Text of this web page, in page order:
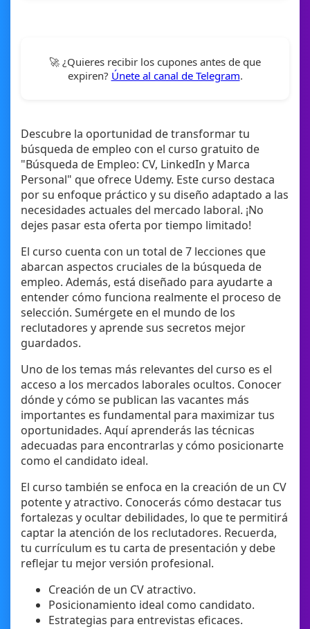
🚀 ¿Quieres recibir los cupones antes de que
expiren? Únete al canal de Telegram.
Descubre la oportunidad de transformar tu
búsqueda de empleo con el curso gratuito de
"Búsqueda de Empleo: CV, LinkedIn y Marca
Personal" que ofrece Udemy. Este curso destaca
por su enfoque práctico y su diseño adaptado a las
necesidades actuales del mercado laboral. ¡No
dejes pasar esta oferta por tiempo limitado!
El curso cuenta con un total de 7 lecciones que
abarcan aspectos cruciales de la búsqueda de
empleo. Además, está diseñado para ayudarte a
entender cómo funciona realmente el proceso de
selección. Sumérgete en el mundo de los
reclutadores y aprende sus secretos mejor
guardados.
Uno de los temas más relevantes del curso es el
acceso a los mercados laborales ocultos. Conocer
dónde y cómo se publican las vacantes más
importantes es fundamental para maximizar tus
oportunidades. Aquí aprenderás las técnicas
adecuadas para encontrarlas y cómo posicionarte
como el candidato ideal.
El curso también se enfoca en la creación de un CV
potente y atractivo. Conocerás cómo destacar tus
fortalezas y ocultar debilidades, lo que te permitirá
captar la atención de los reclutadores. Recuerda,
tu currículum es tu carta de presentación y debe
reflejar tu mejor versión profesional.
Creación de un CV atractivo.
Posicionamiento ideal como candidato.
Estrategias para entrevistas eficaces.